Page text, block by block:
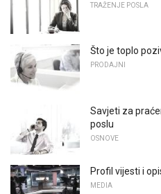
TRAŽENJE POSLA
Što je toplo
PRODAJNI
Savjeti za
poslu
OSNOVE
Profil vijesti i
MEDIA